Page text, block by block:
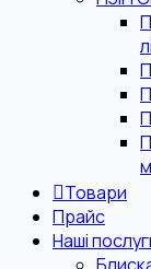
Товари
Прайс
Наші